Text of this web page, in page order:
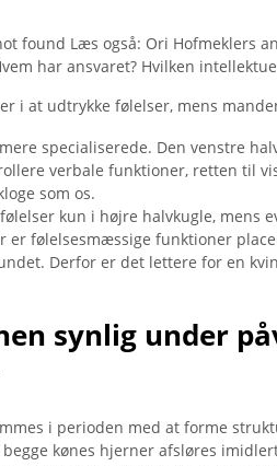
found Læs også: Ori Hofmeklers
har ansvaret? Hvilken
i at udtrykke følelser, mens
specialiserede. Den venstre
verbale funktioner, retten til
som os.
kun i højre halvkugle, mens
er følelsesmæssige funktioner
Derfor er det lettere for en
synlig under
i perioden med at forme
begge kønes hjerner afsløres